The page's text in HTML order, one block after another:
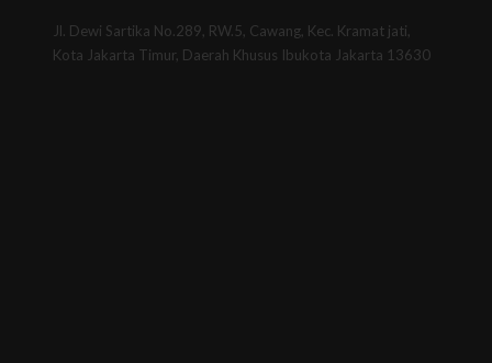
Jl. Dewi Sartika No.289, RW.5, Cawang, Kec. Kramat jati,
Kota Jakarta Timur, Daerah Khusus Ibukota Jakarta 13630